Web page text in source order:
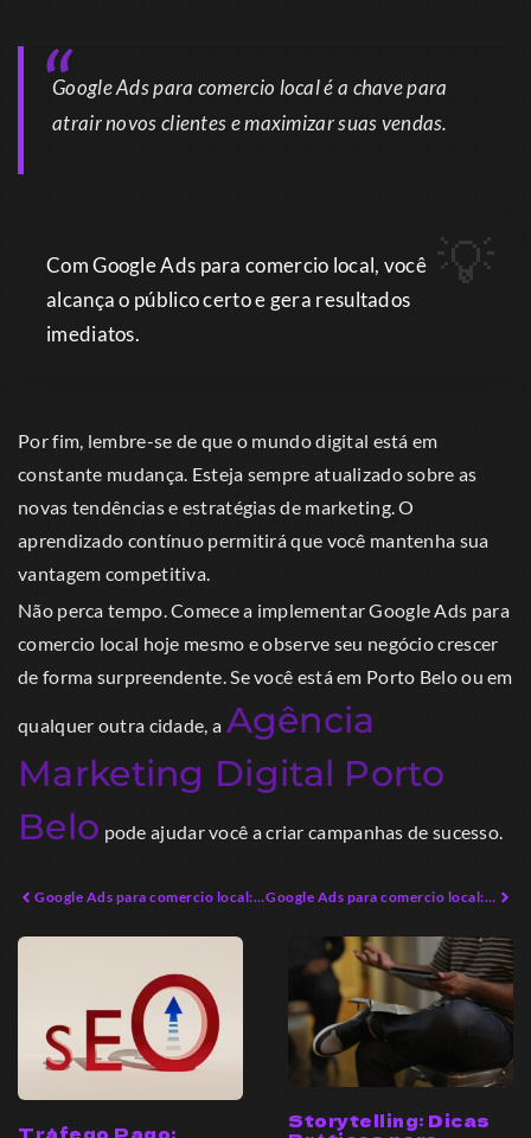
Google Ads para comercio local é a chave para
atrair novos clientes e maximizar suas vendas.
Com Google Ads para comercio local, você
alcança o público certo e gera resultados
imediatos.
Por fim, lembre-se de que o mundo digital está em
constante mudança. Esteja sempre atualizado sobre as
novas tendências e estratégias de marketing. O
aprendizado contínuo permitirá que você mantenha sua
vantagem competitiva.
Não perca tempo. Comece a implementar Google Ads para
comercio local hoje mesmo e observe seu negócio crescer
de forma surpreendente. Se você está em Porto Belo ou em
qualquer outra cidade, a Agência
Marketing Digital Porto
Belo pode ajudar você a criar campanhas de sucesso.
Google Ads para comercio local: A Melhor Forma de Atração de Clientes Google Ads para comercio local: Estratégias que Aumentam Vendas
Storytelling: Dicas